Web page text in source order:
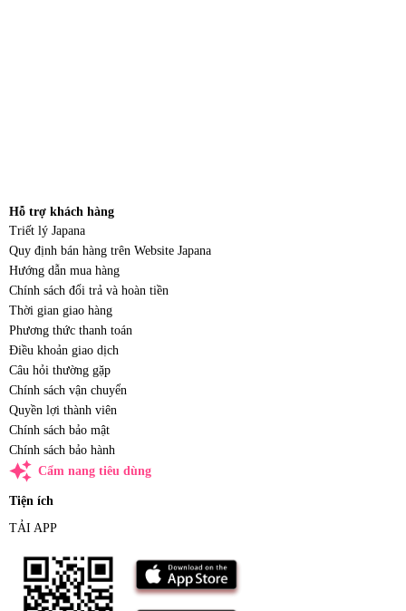
Hỗ trợ khách hàng
Triết lý Japana
Quy định bán hàng trên Website Japana
Hướng dẫn mua hàng
Chính sách đổi trả và hoàn tiền
Thời gian giao hàng
Phương thức thanh toán
Điều khoản giao dịch
Câu hỏi thường gặp
Chính sách vận chuyển
Quyền lợi thành viên
Chính sách bảo mật
Chính sách bảo hành
auto_awesome Cẩm nang tiêu dùng
Tiện ích
TẢI APP